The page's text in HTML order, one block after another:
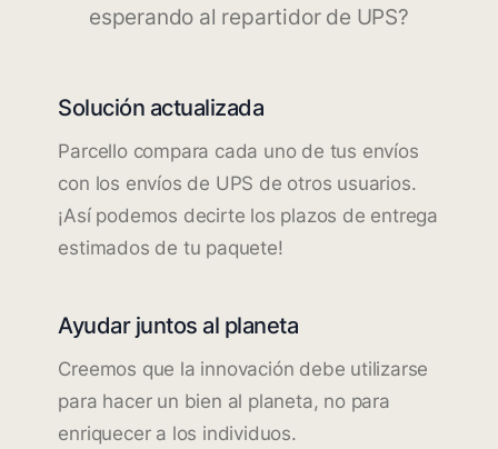
esperando al repartidor de UPS?
Solución actualizada
Parcello compara cada uno de tus envíos
con los envíos de UPS de otros usuarios.
¡Así podemos decirte los plazos de entrega
estimados de tu paquete!
Ayudar juntos al planeta
Creemos que la innovación debe utilizarse
para hacer un bien al planeta, no para
enriquecer a los individuos.